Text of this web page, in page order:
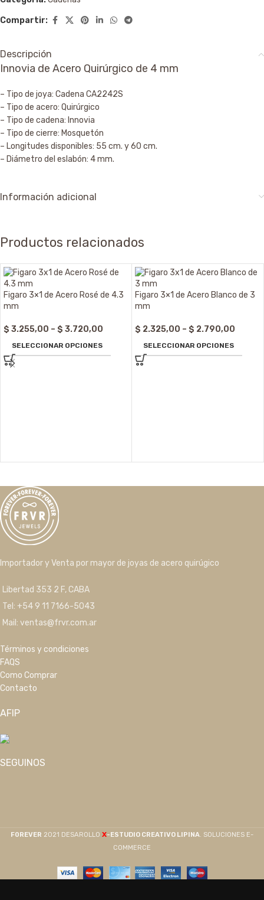
Compartir:
Descripción
Innovia de Acero Quirúrgico de 4 mm
– Tipo de joya: Cadena CA2242S
– Tipo de acero: Quirúrgico
– Tipo de cadena: Innovia
– Tipo de cierre: Mosquetón
– Longitudes disponibles: 55 cm. y 60 cm.
– Diámetro del eslabón: 4 mm.
Información adicional
Productos relacionados
Figaro 3×1 de Acero Rosé de 4.3
mm
$ 3.255,00 – $ 3.720,00
SELECCIONAR OPCIONES
Figaro 3×1 de Acero Blanco de 3
mm
$ 2.325,00 – $ 2.790,00
SELECCIONAR OPCIONES
Importador y Venta por mayor de joyas de acero quirúgico
Libertad 353 2 F, CABA
Tel: +54 9 11 7166-5043
Mail: ventas@frvr.com.ar
Términos y condiciones
FAQS
Como Comprar
Contacto
AFIP
SEGUINOS
F0REVER 2021 DESAROLLO X-ESTUDIO CREATIVO LIPINA. SOLUCIONES E-
COMMERCE